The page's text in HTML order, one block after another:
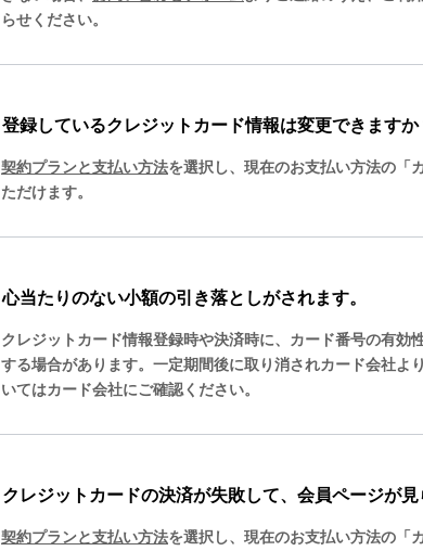
らせください。
登録しているクレジットカード情報は変更できますか
契約プランと支払い方法を選択し、現在のお支払い方法の「
ただけます。
心当たりのない小額の引き落としがされます。
クレジットカード情報登録時や決済時に、カード番号の有効
する場合があります。一定期間後に取り消されカード会社よ
いてはカード会社にご確認ください。
クレジットカードの決済が失敗して、会員ページが見
契約プランと支払い方法を選択し、現在のお支払い方法の「